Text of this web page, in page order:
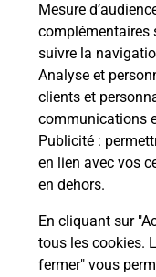
Mesure
complémentaires
suivre la
Analyse et
clients et
communications
Publicité :
en lien avec vos
en dehors.
En cliquant sur
tous les cookies.
fermer" vous
Foire aux
Quel âge
passer le
Combien
Combien de
code bateau ?